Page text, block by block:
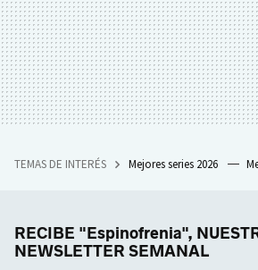
TEMAS DE INTERÉS Mejores series 2026
RECIBE "Espinofrenia",
NEWSLETTER SEMANAL